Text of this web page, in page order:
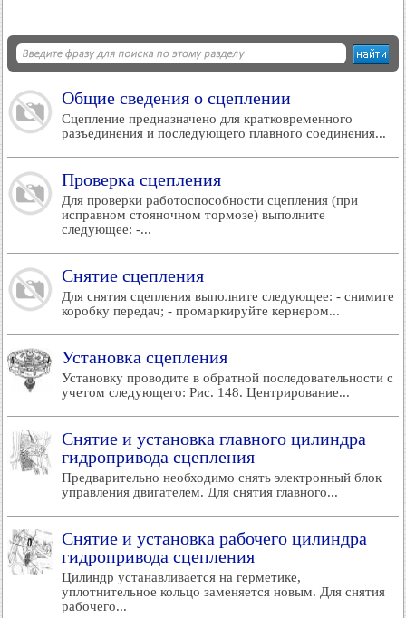
Общие сведения о сцеплении
Сцепление предназначено для кратковременного
разъединения и последующего плавного соединения...
Проверка сцепления
Для проверки работоспособности сцепления (при
исправном стояночном тормозе) выполните
следующее: -...
Снятие сцепления
Для снятия сцепления выполните следующее: - снимите
коробку передач; - промаркируйте кернером...
Установка сцепления
Установку проводите в обратной последовательности с
учетом следующего: Рис. 148. Центрирование...
Снятие и установка главного цилиндра
гидропривода сцепления
Предварительно необходимо снять электронный блок
управления двигателем. Для снятия главного...
Снятие и установка рабочего цилиндра
гидропривода сцепления
Цилиндр устанавливается на герметике,
уплотнительное кольцо заменяется новым. Для снятия
рабочего...